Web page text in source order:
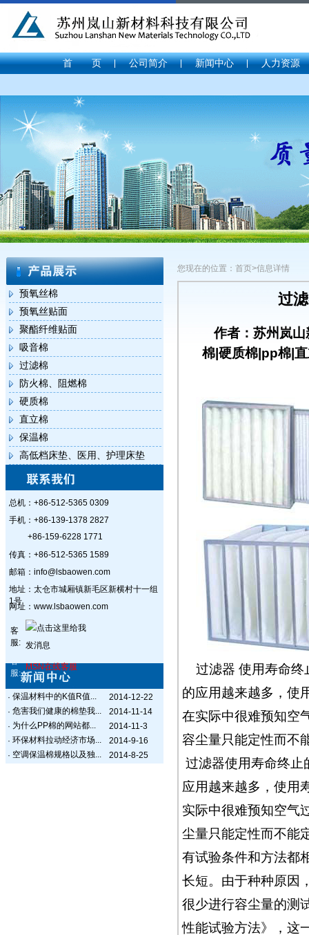
首 页 公司简介 新闻中心 人力资源
预氧丝棉
预氧丝贴面
聚酯纤维贴面
吸音棉
过滤棉
防火棉、阻燃棉
硬质棉
直立棉
保温棉
高低档床垫、医用、护理床垫
总机：+86-512-5365 0309
手机：+86-139-1378 2827
+86-159-6228 1771
传真：+86-512-5365 1589
邮箱：info@lsbaowen.com
地址：太仓市城厢镇新毛区新横村十一组
1号
网址：www.lsbaowen.com
客
服:
客
服:
MSN在线客服
· 保温材料中的K值R值...
2014-12-22
· 危害我们健康的棉垫我...
2014-11-14
· 为什么PP棉的网站都...
2014-11-3
· 环保材料拉动经济市场...
2014-9-16
· 空调保温棉规格以及独... 2014-8-25
您现在的位置：首页>信息详情
过
作者：苏州岚
棉|硬质棉|pp棉|
过滤器 使用寿命
的应用越来越多，使
在实际中很难预知空
容尘量只能定性而不
过滤器使用寿命终止
应用越来越多，使用
实际中很难预知空气
尘量只能定性而不能
有试验条件和方法都
长短。由于种种原因
很少进行容尘量的测
性能试验方法》，这